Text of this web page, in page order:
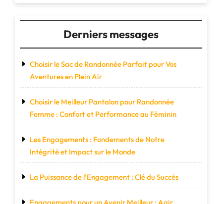
Praticité
Maximale"
Derniers messages
Choisir le Sac de Randonnée Parfait pour Vos
Aventures en Plein Air
Choisir le Meilleur Pantalon pour Randonnée
Femme : Confort et Performance au Féminin
Les Engagements : Fondements de Notre
Intégrité et Impact sur le Monde
La Puissance de l’Engagement : Clé du Succès